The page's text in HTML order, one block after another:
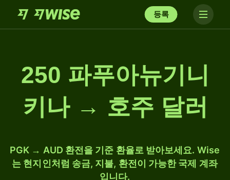
등록
250 파푸아뉴기니
키나 → 호주 달러
PGK → AUD 환전을 기준 환율로 받아보세요. Wise
는 현지인처럼 송금, 지불, 환전이 가능한 국제 계좌
입니다.